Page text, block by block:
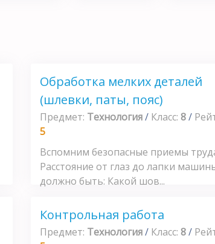
Обработка мелких деталей
(шлевки, паты, пояс)
Предмет: Технология/ Класс: 8/
5
Вспомним безопасные приемы
Расстояние от глаз до лапки
должно быть: Какой шов...
Контрольная работа
Предмет: Технология/ Класс: 8/